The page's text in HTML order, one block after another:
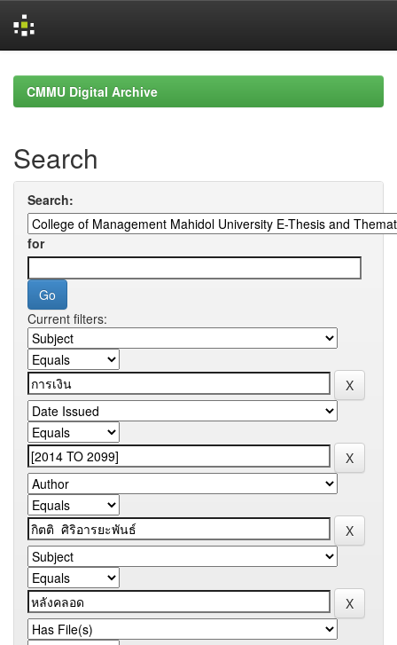
navigationCMMU Digital Archive
Search
Search:
for
Current filters: